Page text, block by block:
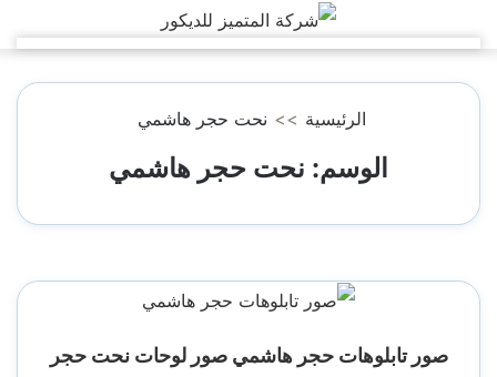
إلى
المحتوى
الرئيسية >> نحت حجر هاشمي
الوسم: نحت حجر هاشمي
صور تابلوهات حجر هاشمي صور لوحات نحت حجر